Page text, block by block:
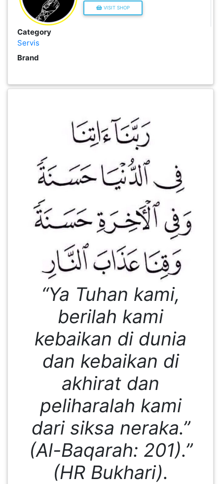
VISIT SHOP
Category
Servis
Brand
“Ya Tuhan kami,
berilah kami
kebaikan di dunia
dan kebaikan di
akhirat dan
peliharalah kami
dari siksa neraka.”
(Al-Baqarah: 201).”
(HR Bukhari).
DIGITAL(29)
MAKANAN(25)
SUKAN/HOBI(2)
PERCUTIAN
PELANCONGAN(1)
PERIBADI(4)
PEKERJAAN(0)
KEPERLUAN(16)